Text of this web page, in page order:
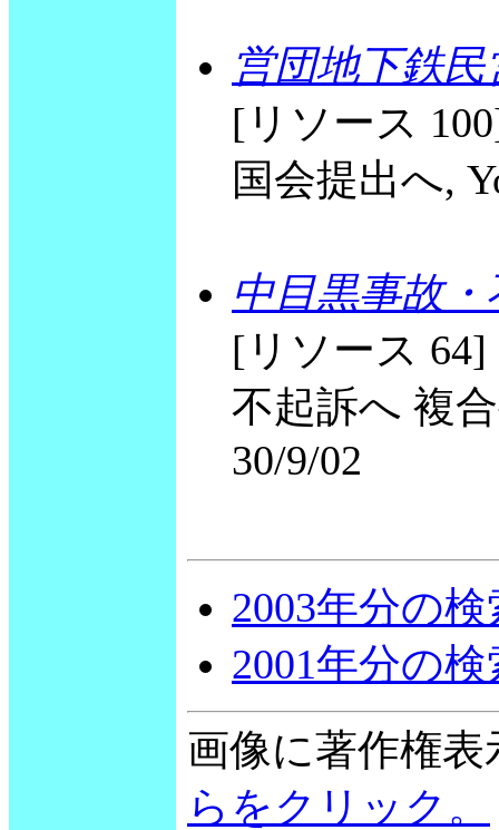
営団地下鉄
[リソース
国会提出へ,
中目黒事故
[リソース
不起訴へ 複
30/9/02
2003年分の
2001年分の
画像に著作権
らをクリック。